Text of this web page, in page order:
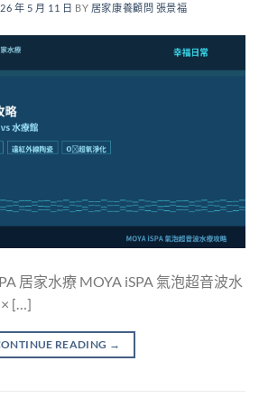
年 5 月 11 日 BY 居家康養顧問 張景福
居家水療 MOYA iSPA 氣泡超音波水
[…]
READING →